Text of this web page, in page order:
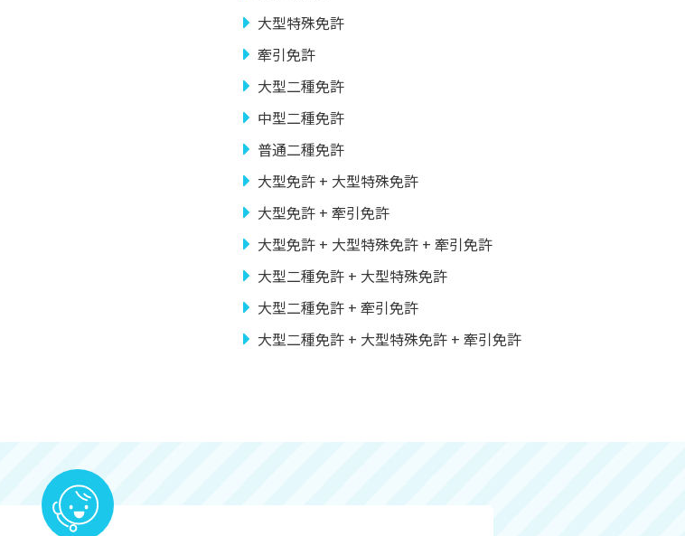
大型特殊免許
牽引免許
大型二種免許
中型二種免許
普通二種免許
大型免許 + 大型特殊免許
大型免許 + 牽引免許
大型免許 + 大型特殊免許 + 牽引免許
大型二種免許 + 大型特殊免許
大型二種免許 + 牽引免許
大型二種免許 + 大型特殊免許 + 牽引免許